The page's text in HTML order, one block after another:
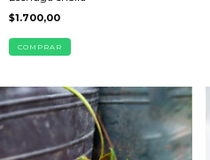
$1.700,00
COMPRAR